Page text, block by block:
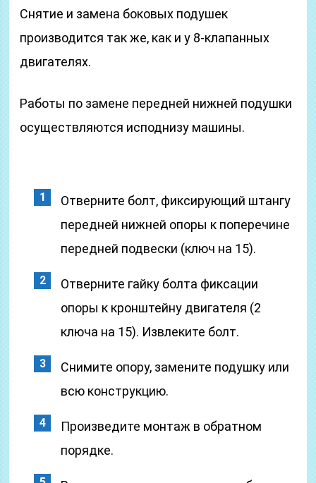
Снятие и замена боковых подушек
производится так же, как и у 8-клапанных
двигателях.
Работы по замене передней нижней подушки
осуществляются исподнизу машины.
Отверните болт, фиксирующий штангу
передней нижней опоры к поперечине
передней подвески (ключ на 15).
Отверните гайку болта фиксации
опоры к кронштейну двигателя (2
ключа на 15). Извлеките болт.
Снимите опору, замените подушку или
всю конструкцию.
Произведите монтаж в обратном
порядке.